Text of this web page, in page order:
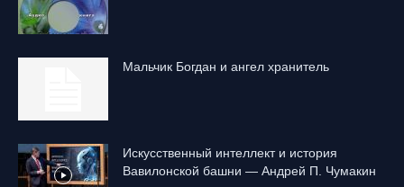
Mальчик Богдан и ангел хранитель
Искусственный интеллект и история
Вавилонской башни — Андрей П. Чумакин